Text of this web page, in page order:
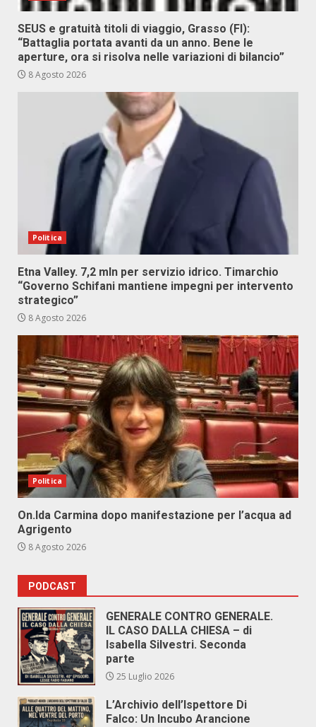
SEUS e gratuità titoli di viaggio, Grasso (FI):
“Battaglia portata avanti da un anno. Bene le
aperture, ora si risolva nelle variazioni di bilancio”
8 Agosto 2026
Politica
Etna Valley. 7,2 mln per servizio idrico. Timarchio
“Governo Schifani mantiene impegni per intervento
strategico”
8 Agosto 2026
Politica
On.Ida Carmina dopo manifestazione per l’acqua ad
Agrigento
8 Agosto 2026
PODCAST
GENERALE CONTRO GENERALE.
IL CASO DALLA CHIESA – di
Isabella Silvestri. Seconda
parte
25 Luglio 2026
L’Archivio dell’Ispettore Di
Falco: Un Incubo Arancione